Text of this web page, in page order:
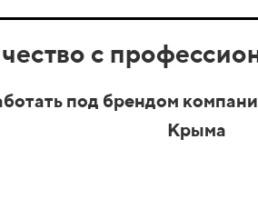
с
под брендом
Крыма